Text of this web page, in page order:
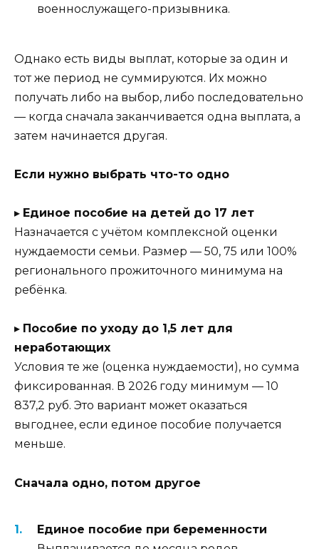
военнослужащего-призывника.
Однако есть виды выплат, которые за один и
тот же период не суммируются. Их можно
получать либо на выбор, либо последовательно
— когда сначала заканчивается одна выплата, а
затем начинается другая.
Если нужно выбрать что-то одно
▸ Единое пособие на детей до 17 лет
Назначается с учётом комплексной оценки
нуждаемости семьи. Размер — 50, 75 или 100%
регионального прожиточного минимума на
ребёнка.
▸ Пособие по уходу до 1,5 лет для
неработающих
Условия те же (оценка нуждаемости), но сумма
фиксированная. В 2026 году минимум — 10
837,2 руб. Это вариант может оказаться
выгоднее, если единое пособие получается
меньше.
Сначала одно, потом другое
Единое пособие при беременности